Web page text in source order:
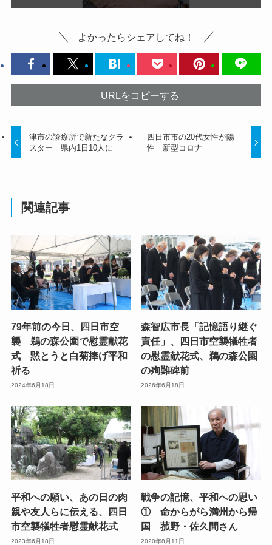
よかったらシェアしてね！
URLをコピーする
津市の診療所で新たなクラ
スター 県内1日10人に
四日市市の20代女性が陽
性 新型コロナ
関連記事
79年前の今日、四日市空
襲 鵜の森公園で慰霊献花
式 黙とうと白菊捧げ平和
祈る
2024年6月18日
森智広市長「記憶語り継ぐ
責任」、四日市空襲犠牲者
の慰霊献花式、鵜の森公園
の殉難碑前
2026年6月18日
平和への願い、あの日の肉
親や友人らに伝える、四日
市空襲犠牲者慰霊献花式
2023年6月18日
戦争の記憶、平和への思い
① 命からがら満州から帰
国 菰野・佐久間さん
2020年8月11日